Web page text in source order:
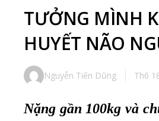
TƯỞNG MÌNH
HUYẾT NÃO
Nguyễn Tiến Dũng Th6
Nặng gần 100kg và